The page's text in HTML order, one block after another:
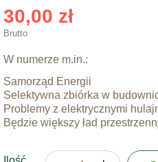
30,00 zł
Brutto
W numerze m.in.:
Samorząd Energii
Selektywna zbiórka w
Problemy z elektrycznymi
Będzie większy ład